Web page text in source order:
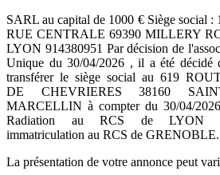
SARL au capital de 1000 € Siège social :
RUE CENTRALE 69390 MILLERY
LYON 914380951 Par décision de
Unique du 30/04/2026 , il a été décidé
transférer le siège social au 619
DE CHEVRIERES 38160
MARCELLIN à compter du 30/04/
Radiation au RCS de LYON
immatriculation au RCS de GRENOBLE.
La présentation de votre annonce peut